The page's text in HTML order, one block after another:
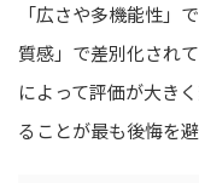
「広さや多機能性」
質感」で差別化され
によって評価が大き
ることが最も後悔を